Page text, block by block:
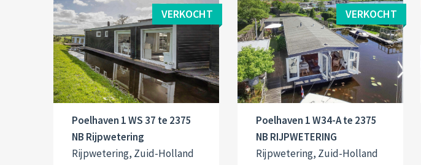
VERKOCHT
Poelhaven 1 WS 37 te 2375
NB Rijpwetering
Rijpwetering, Zuid-Holland
VERKOCHT
Poelhaven 1 W34-A te 2375
NB RIJPWETERING
Rijpwetering, Zuid-Holland